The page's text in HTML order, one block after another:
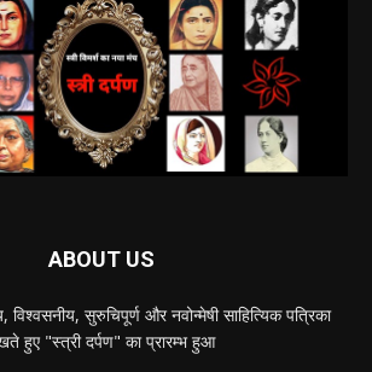
ABOUT US
विश्वसनीय, सुरुचिपूर्ण और नवोन्मेषी साहित्यिक पत्रिका
हुए "स्त्री दर्पण" का प्रारम्भ हुआ